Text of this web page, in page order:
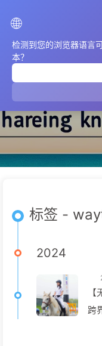
🌐
检测到您的浏览器语言
本？
标签 -
2024
跨